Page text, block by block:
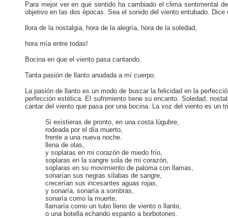
Para mejor ver en qué sentido ha cambiado el clima sentimental
objetivo en las dos épocas. Sea el sonido del viento entubado.
llora de la nostalgia, hora de la alegría, hora de la soledad,
hora mía entre todas!
Bocina en que el viento pasa cantando.
Tanta pasión de llanto anudada a mí cuerpo.
La pasión de llanto es un modo de buscar la felicidad en la
perfección estética. El sufrimiento tiene su encanto. Soledad,
cantar del viento que pasa por una bocina. La voz del viento es un
Si existieras de pronto, en una costa lúgubre,
rodeada por el día muerto,
frente a una nueva noche.
llena de olas,
y soplaras en mi corazón de miedo frío,
soplaras en la sangre sola de mi corazón,
soplaras en su movimiento de paloma con llamas,
sonarían sus negras sílabas de sangre,
crecerían sus incesantes aguas rojas,
y sonaría, sonaría a sombras,
sonaría como la muerte,
llamaría corno un tubo lleno de viento o llanto,
o una botella echando espanto a borbotones.